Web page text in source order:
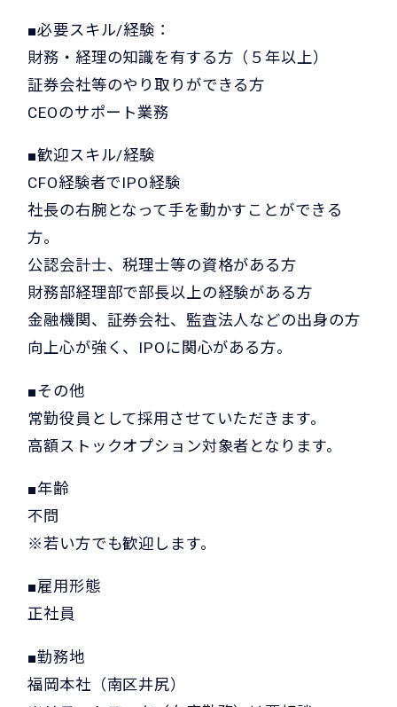
■必要スキル/経験：
財務・経理の知識を有する方（５年以上）
証券会社等のやり取りができる方
CEOのサポート業務
■歓迎スキル/経験
CFO経験者でIPO経験
社長の右腕となって手を動かすことができる
方。
公認会計士、税理士等の資格がある方
財務部経理部で部長以上の経験がある方
金融機関、証券会社、監査法人などの出身の方
向上心が強く、IPOに関心がある方。
■その他
常勤役員として採用させていただきます。
高額ストックオプション対象者となります。
■年齢
不問
※若い方でも歓迎します。
■雇用形態
正社員
■勤務地
福岡本社（南区井尻）